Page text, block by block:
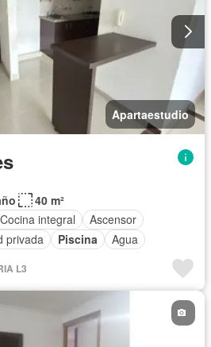
Apartaestudio
40 m²
Cocina integral
Ascensor
privada Piscina Agua
L3